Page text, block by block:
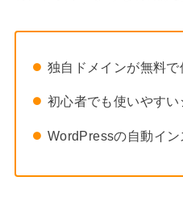
独自ドメインが無料で
初心者でも使いやす
WordPressの自動イ